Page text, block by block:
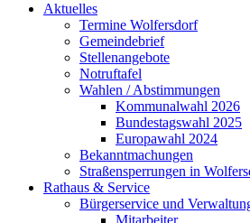
Aktuelles
Termine Wolfersdorf
Gemeindebrief
Stellenangebote
Notruftafel
Wahlen / Abstimmungen
Kommunalwahl 2026
Bundestagswahl 2025
Europawahl 2024
Bekanntmachungen
Straßensperrungen in
Rathaus & Service
Bürgerservice und
Mitarbeiter